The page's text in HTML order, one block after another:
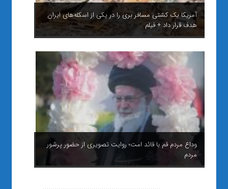
آمریکا یک کشتی مسافر بری را در یکی از اسکله‌های ایران
هدف قرار داد + فیلم
وداع مردم قم با قائد امت؛ روایت تصویری از حضور پرشور
مردم